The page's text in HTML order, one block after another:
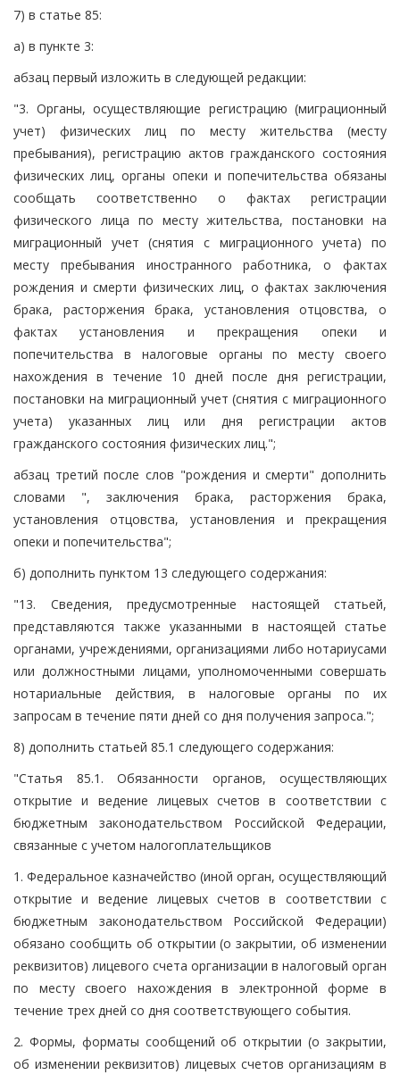
7) в статье 85:
а) в пункте 3:
абзац первый изложить в следующей редакции:
"3. Органы, осуществляющие регистрацию (миграционный
учет) физических лиц по месту жительства (месту
пребывания), регистрацию актов гражданского состояния
физических лиц, органы опеки и попечительства обязаны
сообщать соответственно о фактах регистрации
физического лица по месту жительства, постановки на
миграционный учет (снятия с миграционного учета) по
месту пребывания иностранного работника, о фактах
рождения и смерти физических лиц, о фактах заключения
брака, расторжения брака, установления отцовства, о
фактах установления и прекращения опеки и
попечительства в налоговые органы по месту своего
нахождения в течение 10 дней после дня регистрации,
постановки на миграционный учет (снятия с миграционного
учета) указанных лиц или дня регистрации актов
гражданского состояния физических лиц.";
абзац третий после слов "рождения и смерти" дополнить
словами ", заключения брака, расторжения брака,
установления отцовства, установления и прекращения
опеки и попечительства";
б) дополнить пунктом 13 следующего содержания:
"13. Сведения, предусмотренные настоящей статьей,
представляются также указанными в настоящей статье
органами, учреждениями, организациями либо нотариусами
или должностными лицами, уполномоченными совершать
нотариальные действия, в налоговые органы по их
запросам в течение пяти дней со дня получения запроса.";
8) дополнить статьей 85.1 следующего содержания:
"Статья 85.1. Обязанности органов, осуществляющих
открытие и ведение лицевых счетов в соответствии с
бюджетным законодательством Российской Федерации,
связанные с учетом налогоплательщиков
1. Федеральное казначейство (иной орган, осуществляющий
открытие и ведение лицевых счетов в соответствии с
бюджетным законодательством Российской Федерации)
обязано сообщить об открытии (о закрытии, об изменении
реквизитов) лицевого счета организации в налоговый орган
по месту своего нахождения в электронной форме в
течение трех дней со дня соответствующего события.
2. Формы, форматы сообщений об открытии (о закрытии,
об изменении реквизитов) лицевых счетов организациям в